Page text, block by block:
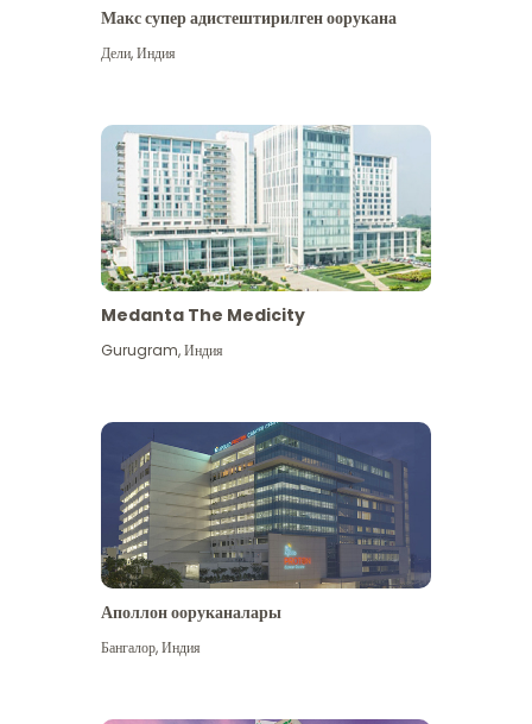
Макс супер адистештирилген оорукана
Дели,Индия
Medanta The Medicity
Gurugram,Индия
Аполлон ооруканалары
Бангалор,Индия